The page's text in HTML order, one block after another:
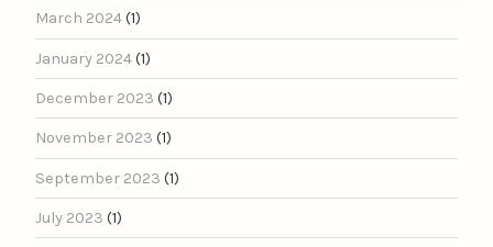
March 2024(1)
January 2024(1)
December 2023 (1)
November 2023 (1)
September 2023 (1)
July 2023 (1)